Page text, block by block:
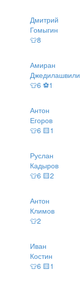
Дмитрий
Гомыгин
👕8
Амиран
Джедилашвили
👕6 ⚽1
Антон
Егоров
👕6 🟨1
Руслан
Кадыров
👕6 🟨2
Антон
Климов
👕2
Иван
Костин
👕6 🟨1